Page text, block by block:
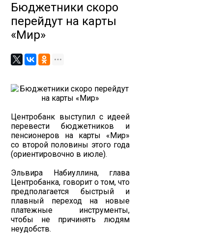
Бюджетники скоро
перейдут на карты
«Мир»
Центробанк выступил с идеей
перевести бюджетников и
пенсионеров на карты «Мир»
со второй половины этого года
(ориентировочно в июле).
Эльвира Набиуллина, глава
Центробанка, говорит о том, что
предполагается быстрый и
плавный переход на новые
платежные инструменты,
чтобы не причинять людям
неудобств.